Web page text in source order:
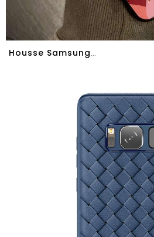
Housse Samsung Galaxy S8 Fluide Doux Protection Incassable Rouge Téléphone Portable Amour Coque